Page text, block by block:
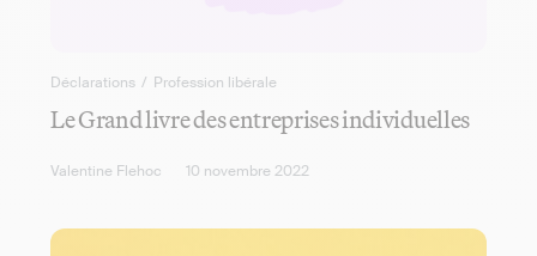
Déclarations / Profession libérale
Le Grand livre des entreprises individuelles
Valentine Flehoc 10 novembre 2022